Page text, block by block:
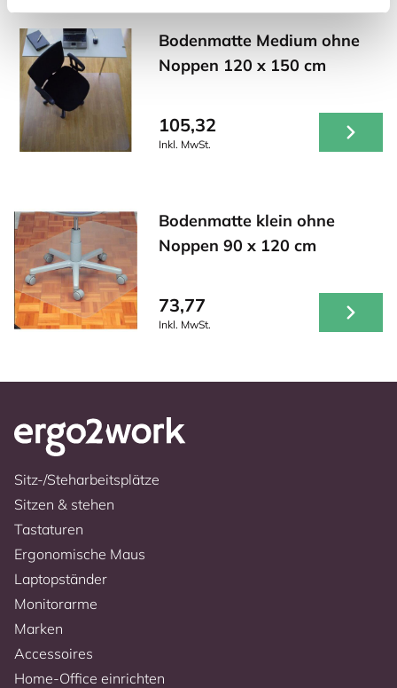
Bodenmatte Medium ohne
Noppen 120 x 150 cm
105,32
Inkl. MwSt.
Bodenmatte klein ohne
Noppen 90 x 120 cm
73,77
Inkl. MwSt.
Sitz-/Steharbeitsplätze
Sitzen & stehen
Tastaturen
Ergonomische Maus
Laptopständer
Monitorarme
Marken
Accessoires
Home-Office einrichten